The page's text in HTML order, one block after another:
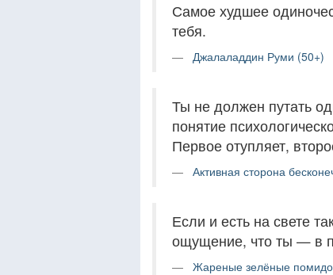
Самое худшее
тебя.
Джалаладдин Руми (50+)
Ты не должен путать
понятие
Первое отупляет,
Активная сторона
Если и есть на свете
ощущение, что ты — в
Жареные зелёные